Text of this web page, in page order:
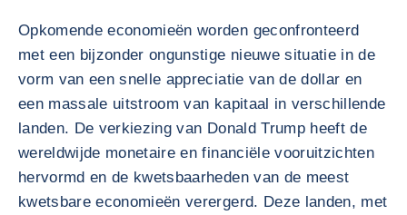
Opkomende economieën worden geconfronteerd
met een bijzonder ongunstige nieuwe situatie in de
vorm van een snelle appreciatie van de dollar en
een massale uitstroom van kapitaal in verschillende
landen. De verkiezing van Donald Trump heeft de
wereldwijde monetaire en financiële vooruitzichten
hervormd en de kwetsbaarheden van de meest
kwetsbare economieën verergerd. Deze landen, met